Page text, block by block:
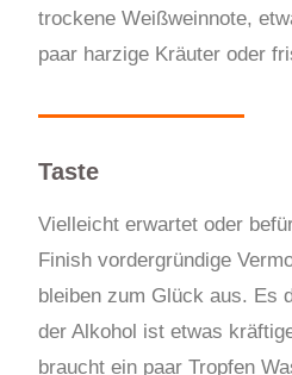
trockene Weißweinnote,
paar harzige Kräuter oder
Taste
Vielleicht erwartet oder
Finish vordergründige
bleiben zum Glück aus. Es
der Alkohol ist etwas
braucht ein paar Tropfen